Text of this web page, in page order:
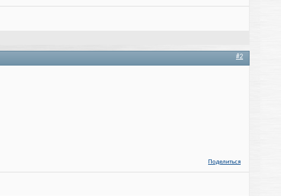
#2
Поделиться